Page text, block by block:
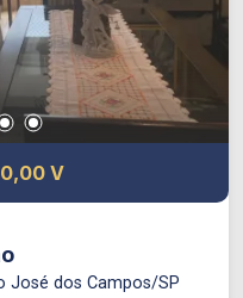
V
José dos Campos/SP